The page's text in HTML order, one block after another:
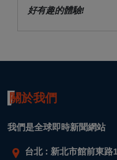
好有趣的體驗!
關於我們
我們是全球即時新聞網站
台北 : 新北市館前東路